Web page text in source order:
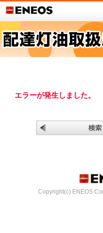
エラーが発生しました。
Copyright(c) ENEOS